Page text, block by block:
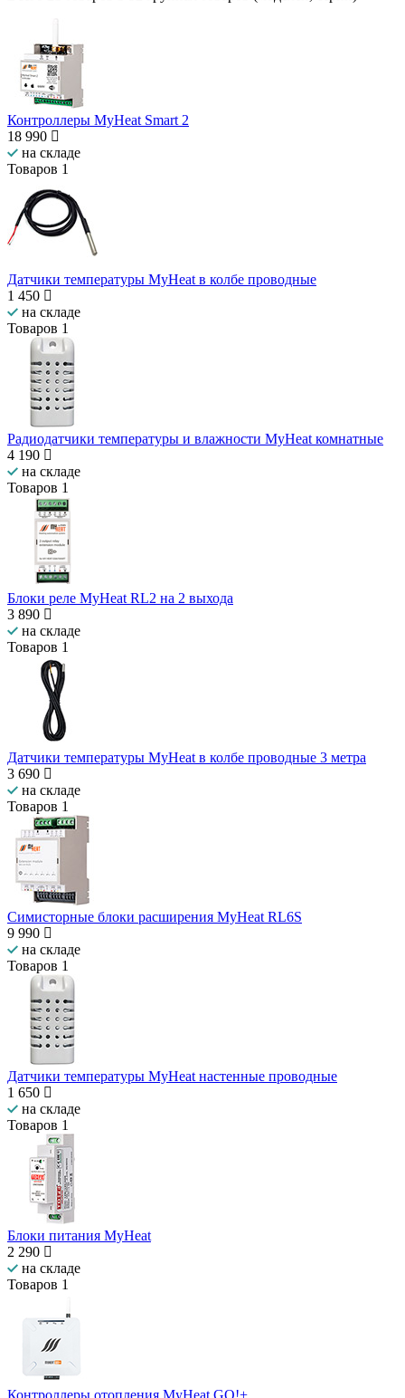
Контроллеры MyHeat Smart 2
18 990
на складе
Товаров 1
Датчики температуры MyHeat в колбе проводные
1 450
на складе
Товаров 1
Радиодатчики температуры и влажности MyHeat комнатные
4 190
на складе
Товаров 1
Блоки реле MyHeat RL2 на 2 выхода
3 890
на складе
Товаров 1
Датчики температуры MyHeat в колбе проводные 3 метра
3 690
на складе
Товаров 1
Симисторные блоки расширения MyHeat RL6S
9 990
на складе
Товаров 1
Датчики температуры MyHeat настенные проводные
1 650
на складе
Товаров 1
Блоки питания MyHeat
2 290
на складе
Товаров 1